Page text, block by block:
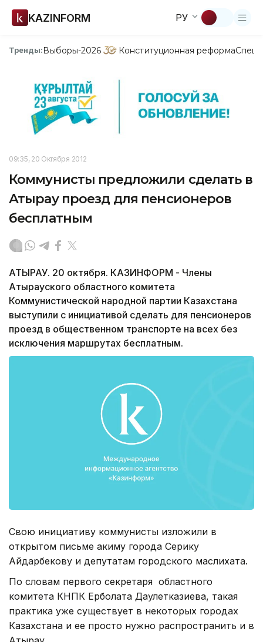
KAZINFORM РУ
Тренды:Выборы-2026 Конституционная реформа
09:35, 20 Октября 2012
Коммунисты предложили сделать в
Атырау проезд для пенсионеров
бесплатным
АТЫРАУ. 20 октября. КАЗИНФОРМ - Члены
Атырауского областного комитета
Коммунистической народной партии Казахстана
выступили с инициативой сделать для пенсионеров
проезд в общественном транспорте на всех без
исключения маршрутах бесплатным.
Свою инициативу коммунисты изложили в
открытом письме акиму города Серику
Айдарбекову и депутатам городского маслихата.
По словам первого секретаря областного
комитета КНПК Ерболата Даулетказиева, такая
практика уже существует в некоторых городах
Казахстана и ее просто нужно распространить и в